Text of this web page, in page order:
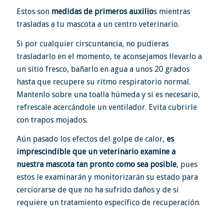
Estos son medidas de primeros auxilios mientras
trasladas a tu mascota a un centro veterinario.
Si por cualquier cirscuntancia, no pudieras
trasladarlo en el momento, te aconsejamos llevarlo a
un sitio fresco, bañarlo en agua a unos 20 grados
hasta que recupere su ritmo respiratorio normal.
Mantenlo sobre una toalla húmeda y si es necesario,
refrescale acercándole un ventilador. Evita cubrirle
con trapos mojados.
Aún pasado los efectos del golpe de calor, es
imprescindible que un veterinario examine a
nuestra mascota tan pronto como sea posible, pues
estos le examinarán y monitorizarán su estado para
cerciorarse de que no ha sufrido daños y de si
requiere un tratamiento específico de recuperación.